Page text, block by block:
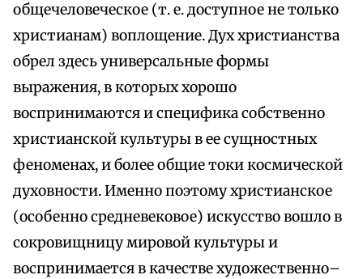
общечеловеческое (т. е. доступное не только
христианам) воплощение. Дух христианства
обрел здесь универсальные формы
выражения, в которых хорошо
воспринимаются и специфика собственно
христианской культуры в ее сущностных
феноменах, и более общие токи космической
духовности. Именно поэтому христианское
(особенно средневековое) искусство вошло в
сокровищницу мировой культуры и
воспринимается в качестве художественно–